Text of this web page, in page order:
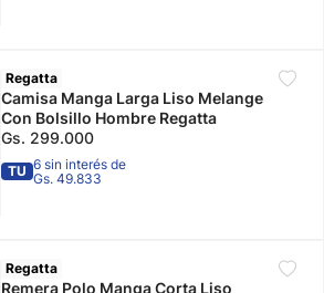
Regatta
Camisa Manga Larga Liso Melange
Con Bolsillo Hombre Regatta
Gs. 299.000
TU 6 sin interés de
Gs. 49.833
Regatta
Remera Polo Manga Corta Liso